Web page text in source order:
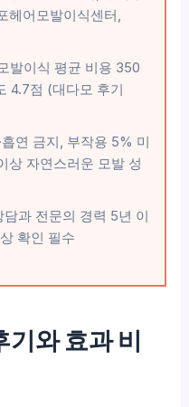
헤어모발이식센터,
발이식 평균 비용 350
4.7점 (대다모 후기
연 금지, 부작용 5% 미
상 자연스러운 모발 성
과 전문의 경력 5년 이
확인 필수
기와 효과 비